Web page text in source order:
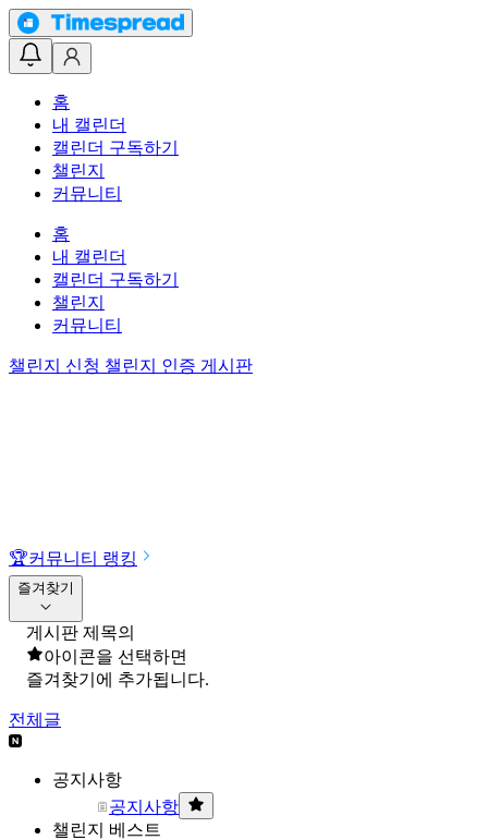
홈
내 캘린더
캘린더 구독하기
챌린지
커뮤니티
홈
내 캘린더
캘린더 구독하기
챌린지
커뮤니티
챌린지 신청 챌린지 인증 게시판
🏆커뮤니티 랭킹
즐겨찾기
게시판 제목의
아이콘을 선택하면
즐겨찾기에 추가됩니다.
전체글
공지사항
공지사항
챌린지 베스트